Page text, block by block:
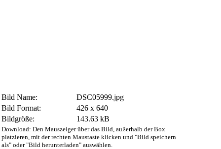
Bild Name:
DSC05999.jpg
Bild Format:
426 x 640
Bildgröße:
143.63 kB
Download: Den Mauszeiger über das Bild, außerhalb der Box
platzieren, mit der rechten Maustaste klicken und "Bild speichern
als" oder "Bild herunterladen" auswählen.